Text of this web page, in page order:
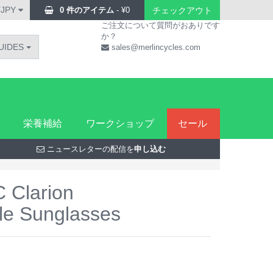
0 件のアイテム - ¥0 チェックアウト
ご注文について質問がおありです
か？
sales@merlincycles.com
栄養補給 ワークショップ セール
ニュースレターの配信を申し込む
Clarion
Sunglasses